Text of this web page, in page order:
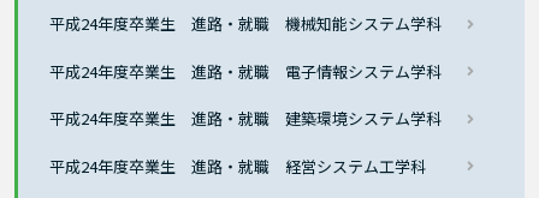
平成24年度卒業生 進路・就職 機械知能システム学科
平成24年度卒業生 進路・就職 電子情報システム学科
平成24年度卒業生 進路・就職 建築環境システム学科
平成24年度卒業生 進路・就職 経営システム工学科